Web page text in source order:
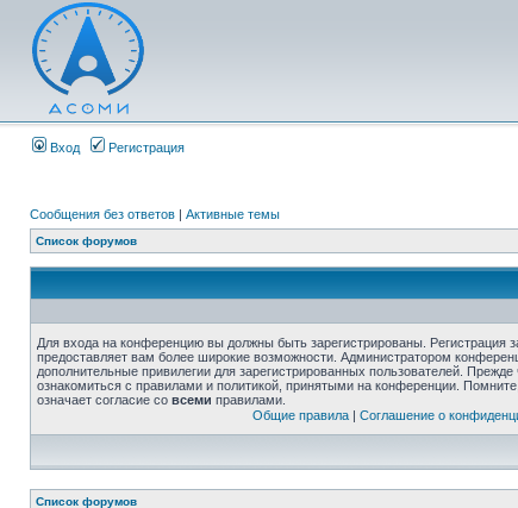
Вход Регистрация
Сообщения без ответов | Активные темы
Список форумов
Для входа на конференцию вы должны быть зарегистрированы. Регистрация
предоставляет вам более широкие возможности. Администратором
дополнительные привилегии для зарегистрированных пользователей.
ознакомиться с правилами и политикой, принятыми на конференции.
означает согласие со всеми правилами.
Общие правила| Соглашение о
Список форумов